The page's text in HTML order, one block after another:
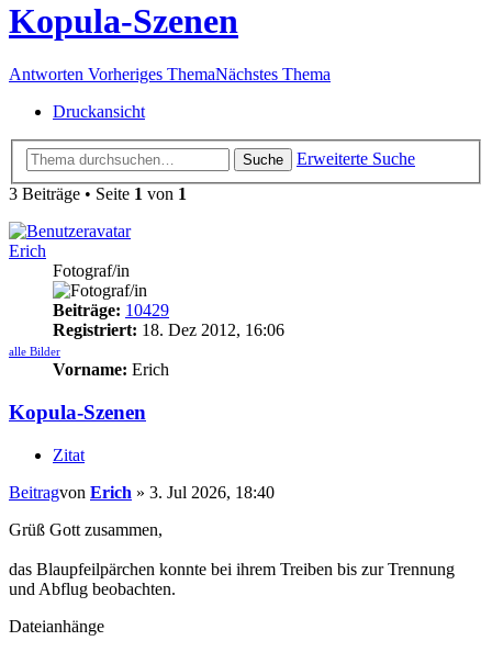
Kopula-Szenen
Antworten Vorheriges ThemaNächstes Thema
Druckansicht
Suche
Erweiterte Suche
3 Beiträge • Seite 1 von 1
Erich
Fotograf/in
Beiträge: 10429
Registriert: 18. Dez 2012, 16:06
alle Bilder
Vorname: Erich
Kopula-Szenen
Zitat
Beitragvon Erich » 3. Jul 2026, 18:40
Grüß Gott zusammen,
das Blaupfeilpärchen konnte bei ihrem Treiben bis zur Trennung
und Abflug beobachten.
Dateianhänge